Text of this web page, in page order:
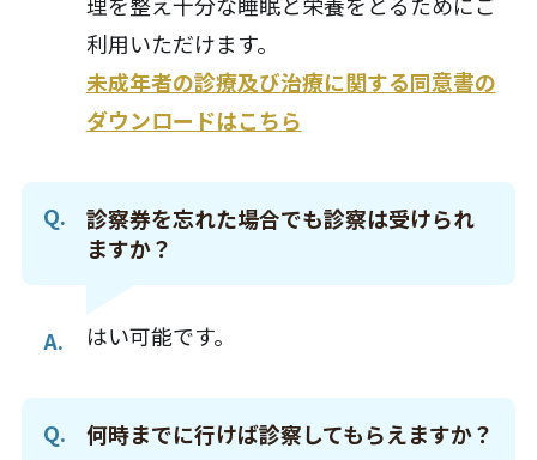
利用いただけます。
未成年者の診療及び治療に関する同意書の
ダウンロードはこちら
診察券を忘れた場合でも診察は受けられ
ますか？
はい可能です。
何時までに行けば診察してもらえますか？